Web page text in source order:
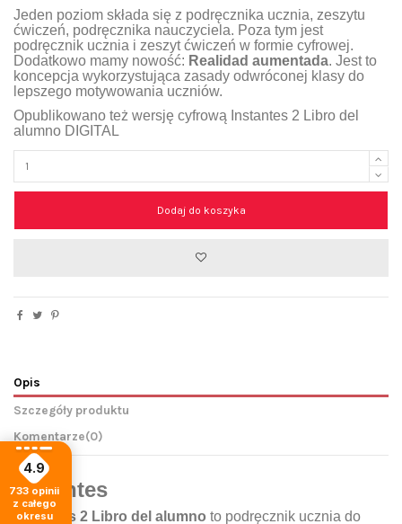
Jeden poziom składa się z podręcznika ucznia, zeszytu
ćwiczeń, podręcznika nauczyciela. Poza tym jest
podręcznik ucznia i zeszyt ćwiczeń w formie cyfrowej.
Dodatkowo mamy nowość: Realidad aumentada. Jest to
koncepcja wykorzystująca zasady odwróconej klasy do
lepszego motywowania uczniów.
Opublikowano też wersję cyfrową Instantes 2 Libro del
alumno DIGITAL
Dodaj do koszyka
Opis
Szczegóły produktu
Komentarze(0)
Instantes
Instantes 2 Libro del alumno to podręcznik ucznia do
4.9
733 opinii
z całego
okresu